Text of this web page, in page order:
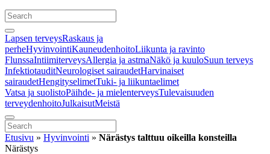
Lapsen terveysRaskaus ja
perheHyvinvointiKauneudenhoitoLiikunta ja ravinto
FlunssaIntiimiterveysAllergia ja astmaNäkö ja kuuloSuun terveys
InfektiotauditNeurologiset sairaudetHarvinaiset
sairaudetHengityselimetTuki- ja liikuntaelimet
Vatsa ja suolistoPäihde- ja mielenterveysTulevaisuuden
terveydenhoitoJulkaisutMeistä
Etusivu » Hyvinvointi » Närästys talttuu oikeilla konsteilla
Närästys